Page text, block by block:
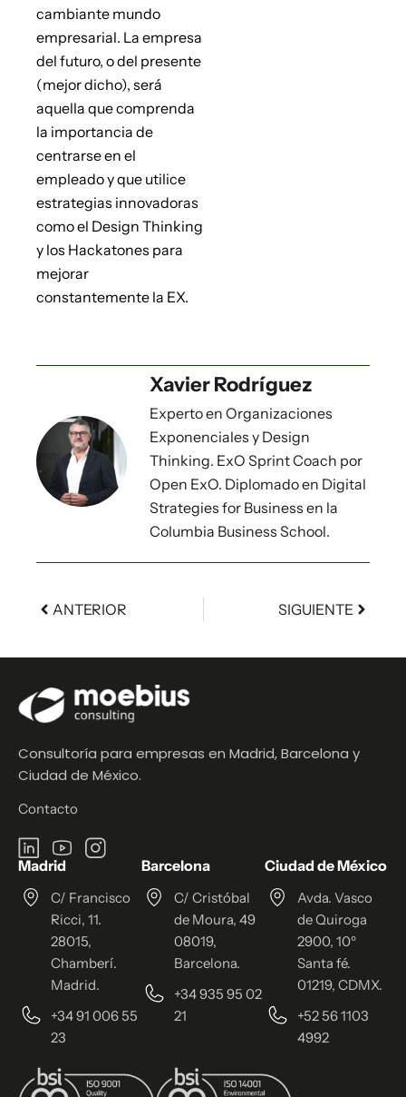
cambiante mundo
empresarial. La empresa
del futuro, o del presente
(mejor dicho), será
aquella que comprenda
la importancia de
centrarse en el
empleado y que utilice
estrategias innovadoras
como el Design Thinking
y los Hackatones para
mejorar
constantemente la EX.
Xavier Rodríguez
Experto en Organizaciones
Exponenciales y Design
Thinking. ExO Sprint Coach por
Open ExO. Diplomado en Digital
Strategies for Business en la
Columbia Business School.
ANTERIOR SIGUIENTE
Consultoría para empresas en Madrid, Barcelona y
Ciudad de México.
Contacto
Madrid
C/ Francisco
Ricci, 11.
28015,
Chamberí.
Madrid.
+34 91 006 55
23
Barcelona
C/ Cristóbal
de Moura, 49
08019,
Barcelona.
+34 935 95 02
21
Ciudad de México
Avda. Vasco
de Quiroga
2900, 10º
Santa fé.
01219, CDMX.
+52 56 1103
4992